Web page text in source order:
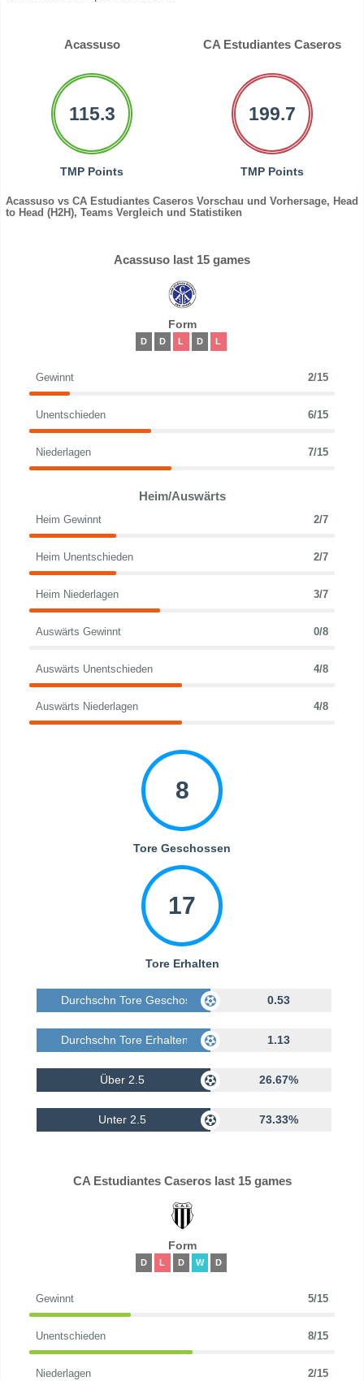
Acassuso CA Estudiantes Caseros
115.3
TMP Points
199.7
TMP Points
Acassuso vs CA Estudiantes Caseros Vorschau und Vorhersage, Head
to Head (H2H), Teams Vergleich und Statistiken
Acassuso last 15 games
Form
D D L D L
Gewinnt 2/15
Unentschieden 6/15
Niederlagen 7/15
Heim/Auswärts
Heim Gewinnt 2/7
Heim Unentschieden 2/7
Heim Niederlagen 3/7
Auswärts Gewinnt 0/8
Auswärts Unentschieden 4/8
Auswärts Niederlagen 4/8
8
Tore Geschossen
17
Tore Erhalten
Durchschn Tore Geschossen 0.53
Durchschn Tore Erhalten 1.13
Über 2.5 26.67%
Unter 2.5 73.33%
CA Estudiantes Caseros last 15 games
Form
D L D W D
Gewinnt 5/15
Unentschieden 8/15
Niederlagen 2/15